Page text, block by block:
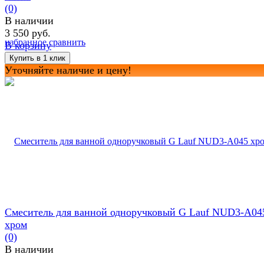
избранное сравнить
(0)
В наличии
3 550 руб.
В корзину
Уточняйте наличие и цену!
Смеситель для ванной одноручковый G Lauf NUD3-
хром
(0)
В наличии